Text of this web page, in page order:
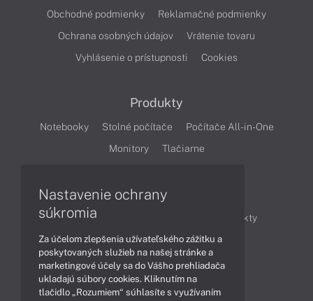
Obchodné podmienky
Reklamačné podmienky
Ochrana osobných údajov
Vrátenie tovaru
Vyhlásenie o prístupnosti
Cookies
Produkty
Notebooky Stolné počítače
Počítače All-in-One
Monitory
Tlačiarne
Články
Obchodné informácie
Produkty
Technológie
Videá
Obsah
Nastavenie ochrany
súkromia
Za účelom zlepšenia užívateľského zážitku a
poskytovaných služieb na našej stránke a
marketingové účely sa do Vášho prehliadača
ukladajú súbory cookies. Kliknutím na
tlačidlo „Rozumiem“ súhlasíte s využívaním